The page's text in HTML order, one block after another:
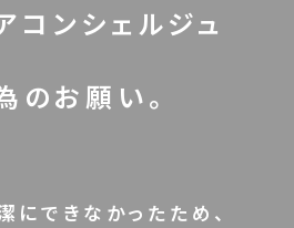
コンシェルジュ
のお願い。
にできなかったため、